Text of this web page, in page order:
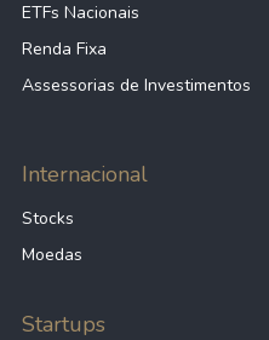
ETFs Nacionais
Renda Fixa
Assessorias de Investimentos
Internacional
Stocks
Moedas
Startups